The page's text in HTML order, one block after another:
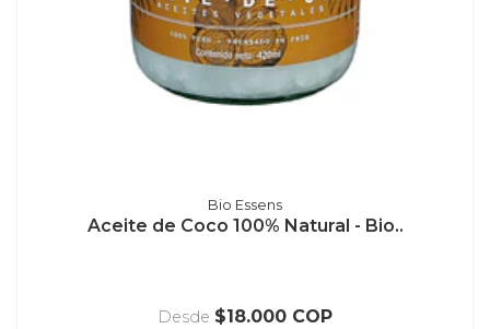
Bio Essens
Aceite de Coco 100% Natural - Bio..
Desde $18.000 COP